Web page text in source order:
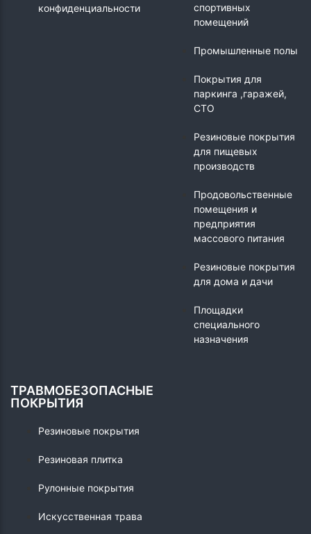
конфиденциальности
спортивных
помещений
Промышленные полы
Покрытия для
паркинга ,гаражей,
СТО
Резиновые покрытия
для пищевых
производств
Продовольственные
помещения и
предприятия
массового питания
Резиновые покрытия
для дома и дачи
Площадки
специального
назначения
ТРАВМОБЕЗОПАСНЫЕ
ПОКРЫТИЯ
Резиновые покрытия
Резиновая плитка
Рулонные покрытия
Искусственная трава